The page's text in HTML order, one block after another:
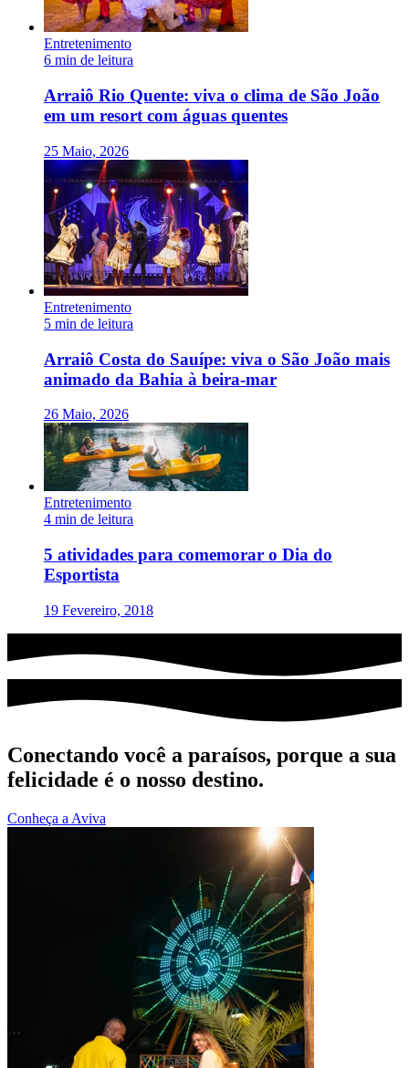
Entretenimento
6 min de leitura
Arraiô Rio Quente: viva o clima de São João
em um resort com águas quentes
25 Maio, 2026
Entretenimento
5 min de leitura
Arraiô Costa do Sauípe: viva o São João mais
animado da Bahia à beira-mar
26 Maio, 2026
Entretenimento
4 min de leitura
5 atividades para comemorar o Dia do
Esportista
19 Fevereiro, 2018
Conectando você a paraísos, porque a sua
felicidade é o nosso destino.
Conheça a Aviva